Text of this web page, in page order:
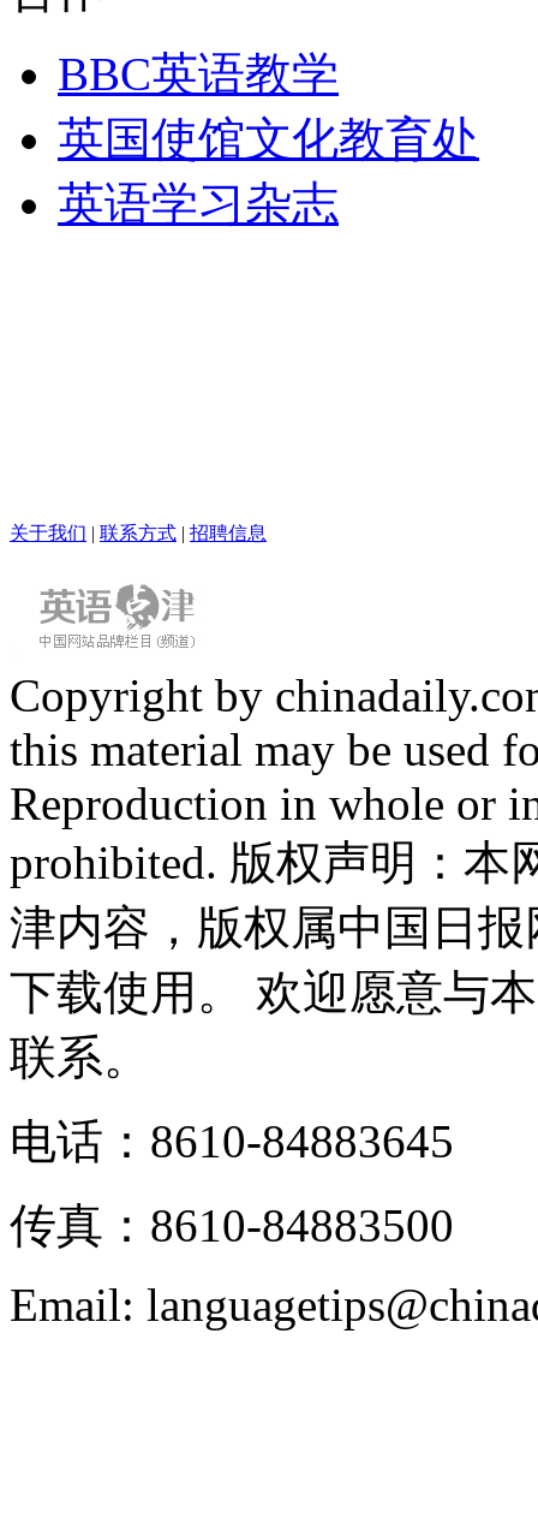
BBC英语教学
英国使馆文化教育处
英语学习杂志
关于我们 | 联系方式 | 招聘信息
Copyright by
this material may be used
Reproduction in whole or
prohibited. 版权声明：
津内容，版权属中国日
下载使用。 欢迎愿意与
联系。
电话：8610-84883645
传真：8610-84883500
Email: